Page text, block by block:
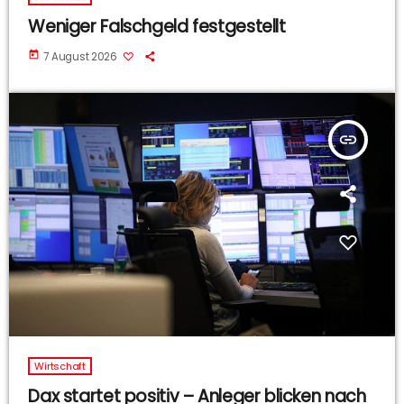
Weniger Falschgeld festgestellt
today 7 August 2026
insert_link
Wirtschaft
Dax startet positiv – Anleger blicken nach